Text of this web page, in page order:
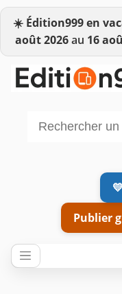
☀️ Édition999 en
août 2026au 16
Publier